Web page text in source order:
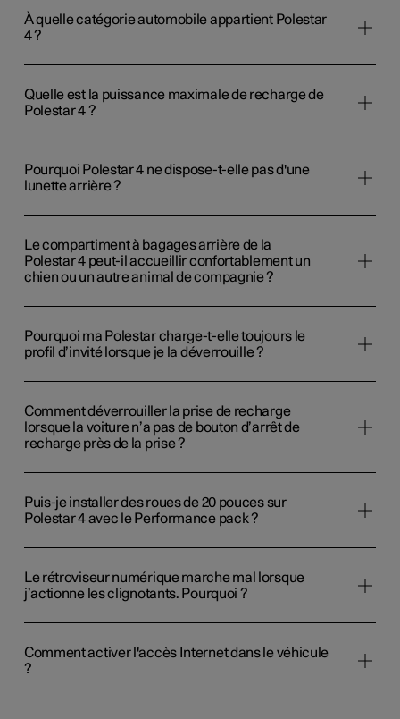
À quelle catégorie automobile appartient Polestar
4 ?
Quelle est la puissance maximale de recharge de
Polestar 4 ?
Pourquoi Polestar 4 ne dispose-t-elle pas d'une
lunette arrière ?
Le compartiment à bagages arrière de la
Polestar 4 peut-il accueillir confortablement un
chien ou un autre animal de compagnie ?
Pourquoi ma Polestar charge-t-elle toujours le
profil d’invité lorsque je la déverrouille ?
Comment déverrouiller la prise de recharge
lorsque la voiture n’a pas de bouton d’arrêt de
recharge près de la prise ?
Puis-je installer des roues de 20 pouces sur
Polestar 4 avec le Performance pack ?
Le rétroviseur numérique marche mal lorsque
j’actionne les clignotants. Pourquoi ?
Comment activer l'accès Internet dans le véhicule
?